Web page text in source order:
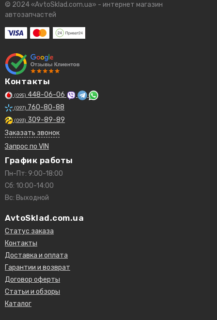
© 2024 «AvtoSklad.com.ua» - интернет магазин
автозапчастей
Контакты
(095) 448-06-06
(097) 760-80-88
(093) 309-89-89
Заказать звонок
Запрос по VIN
График работы
Пн-Пт: 9:00-18:00
Сб: 10:00-14:00
Вс: Выходной
AvtoSklad.com.ua
Статус заказа
Контакты
Доставка и оплата
Гарантии и возврат
Договор оферты
Статьи и обзоры
Каталог